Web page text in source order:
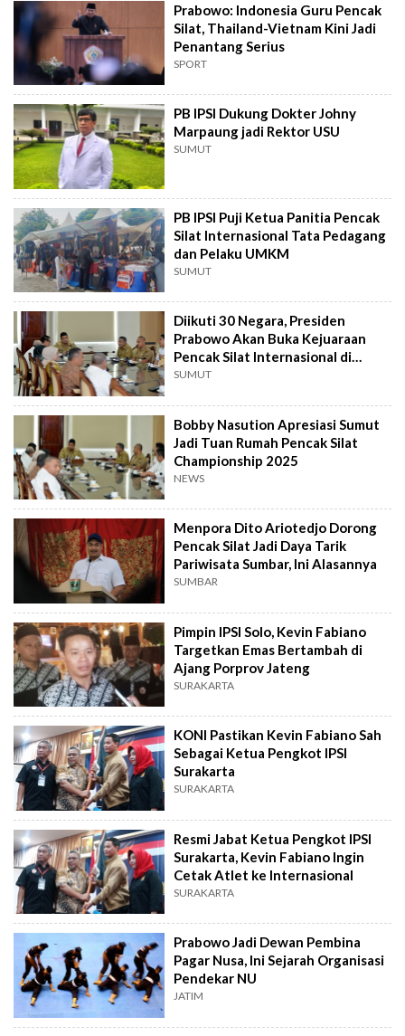
Prabowo: Indonesia Guru Pencak
Silat, Thailand-Vietnam Kini Jadi
Penantang Serius
SPORT
PB IPSI Dukung Dokter Johny
Marpaung jadi Rektor USU
SUMUT
PB IPSI Puji Ketua Panitia Pencak
Silat Internasional Tata Pedagang
dan Pelaku UMKM
SUMUT
Diikuti 30 Negara, Presiden
Prabowo Akan Buka Kejuaraan
Pencak Silat Internasional di
Medan
SUMUT
Bobby Nasution Apresiasi Sumut
Jadi Tuan Rumah Pencak Silat
Championship 2025
NEWS
Menpora Dito Ariotedjo Dorong
Pencak Silat Jadi Daya Tarik
Pariwisata Sumbar, Ini Alasannya
SUMBAR
Pimpin IPSI Solo, Kevin Fabiano
Targetkan Emas Bertambah di
Ajang Porprov Jateng
SURAKARTA
KONI Pastikan Kevin Fabiano Sah
Sebagai Ketua Pengkot IPSI
Surakarta
SURAKARTA
Resmi Jabat Ketua Pengkot IPSI
Surakarta, Kevin Fabiano Ingin
Cetak Atlet ke Internasional
SURAKARTA
Prabowo Jadi Dewan Pembina
Pagar Nusa, Ini Sejarah Organisasi
Pendekar NU
JATIM